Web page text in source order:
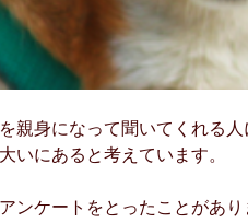
親身になって聞いてくれる
いにあると考えています。
ンケートをとったことがあり